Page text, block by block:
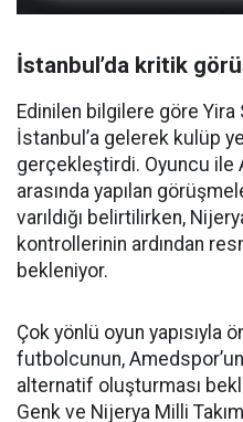
İstanbul’da kritik
Edinilen bilgilere göre
İstanbul’a gelerek kulüp
gerçekleştirdi. Oyuncu ile
arasında yapılan
varıldığı belirtilirken,
kontrollerinin ardından
bekleniyor.
Çok yönlü oyun yapısıyla
futbolcunun,
alternatif oluşturması
Genk ve Nijerya Milli